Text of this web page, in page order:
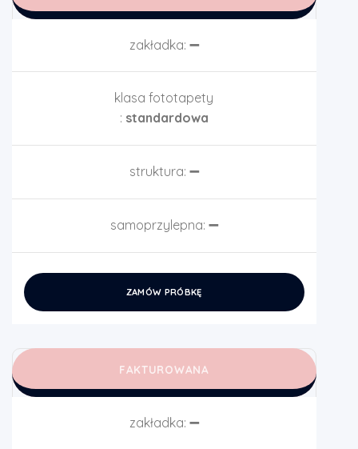
zakładka: ➖
klasa fototapety
: standardowa
struktura: ➖
samoprzylepna: ➖
ZAMÓW PRÓBKĘ
FAKTUROWANA
zakładka: ➖